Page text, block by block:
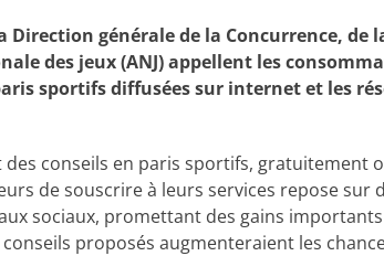
Direction générale de la Concurrence, de
des jeux (ANJ) appellent les
sportifs diffusées sur internet et les
conseils en paris sportifs, gratuitement
de souscrire à leurs services repose sur
sociaux, promettant des gains
proposés augmenteraient les